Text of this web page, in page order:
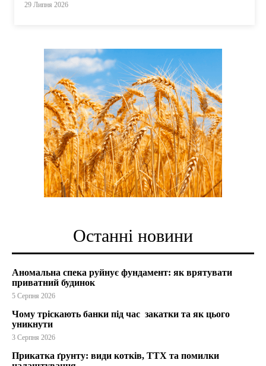
29 Липня 2026
Останні новини
Аномальна спека руйнує фундамент: як врятувати
приватний будинок
5 Серпня 2026
Чому тріскають банки під час закатки та як цього
уникнути
3 Серпня 2026
Прикатка ґрунту: види котків, ТТХ та помилки